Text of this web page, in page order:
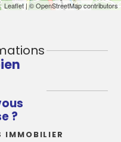
Leaflet| © OpenStreetMap contributors
?
IMMOBILIER